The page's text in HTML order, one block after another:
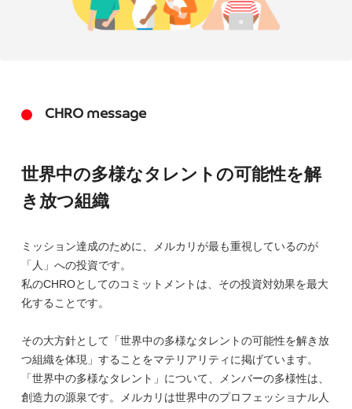
CHRO message
世界中の多様なタレントの可能性を解
き放つ組織
ミッション達成のために、メルカリが最も重視しているのが
「人」への投資です。
私のCHROとしてのコミットメントは、その投資対効果を最大
化することです。
その大方針として「世界中の多様なタレントの可能性を解き放
つ組織を体現」することをマテリアリティに掲げています。
「世界中の多様なタレント」について、メンバーの多様性は、
創造力の源泉です。メルカリは世界中のプロフェッショナル人